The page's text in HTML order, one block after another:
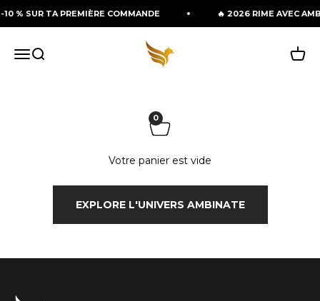
Passer au contenu
% SUR TA PREMIÈRE COMMANDE 🔥 2026 RIME AVEC
MenuRecherche Ambinate Sport
0
Votre panier est vide
EXPLORE L'UNIVERS AMBINATE